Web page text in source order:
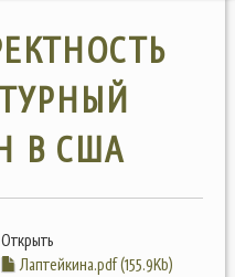
В США
Открыть
Лаптейкина.pdf (155.9Kb)